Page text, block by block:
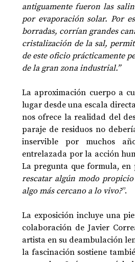
antiguamente fueron las
por evaporación solar. Por
borradas, corrían grandes
cristalización de la sal,
de este oficio prácticamente
de la gran zona industrial.”
La aproximación cuerpo a
lugar desde una escala
nos ofrece la realidad del
paraje de residuos no
inservible por muchos
entrelazada por la acción
La pregunta que formula,
rescatar algún modo
algo más cercano a lo vivo?”.
La exposición incluye una
colaboración de Javier
artista en su deambulación
la fascinación sostiene